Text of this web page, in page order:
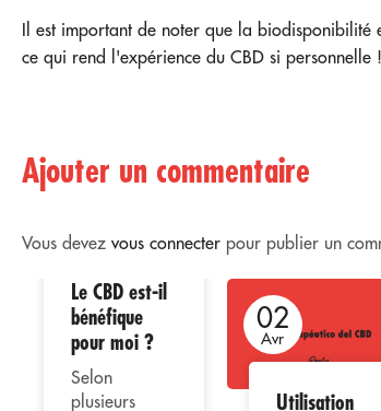
Il est important de noter que la
ce qui rend l'expérience du CBD si personnelle !
Ajouter un commentaire
Vous devez vous connecter pour publier un
02
Avr
Le CBD est-il
bénéfique
pour moi ?
Selon
plusieurs
02
Avr
Utilisation